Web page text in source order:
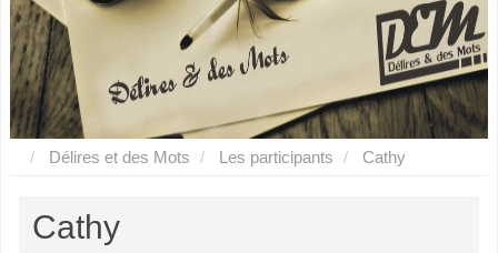
Délires et des Mots Les participants Cathy
Cathy